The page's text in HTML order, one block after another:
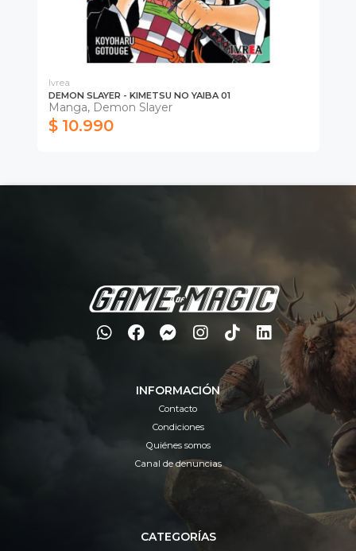
Ivrea
DEMON SLAYER - KIMETSU NO YAIBA 01
Manga, Demon Slayer
$ 10.990
INFORMACIÓN
Contacto
Condiciones
Quiénes somos
Canal de denuncias
CATEGORÍAS